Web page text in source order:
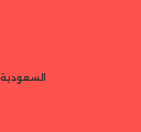
السعودية